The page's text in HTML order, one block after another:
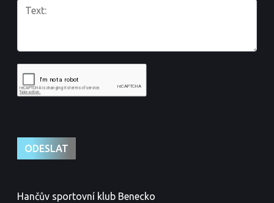
Hančův sportovní klub Benecko